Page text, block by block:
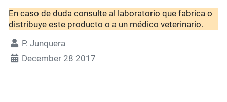
En caso de duda consulte al laboratorio que fabrica o
distribuye este producto o a un médico veterinario.
P. Junquera
December 28 2017